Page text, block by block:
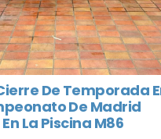
De Temporada
De Madrid
La Piscina M86